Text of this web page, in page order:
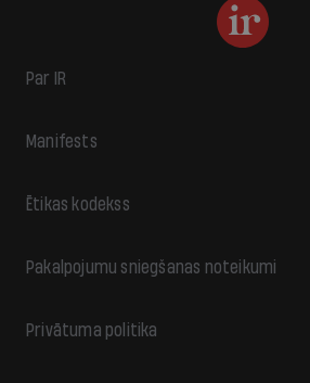
Par IR
Manifests
Ētikas kodekss
Pakalpojumu sniegšanas noteikumi
Privātuma politika